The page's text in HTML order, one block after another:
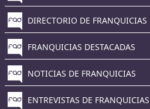
DIRECTORIO DE FRANQUICIAS
FRANQUICIAS DESTACADAS
NOTICIAS DE FRANQUICIAS
ENTREVISTAS DE FRANQUICIAS